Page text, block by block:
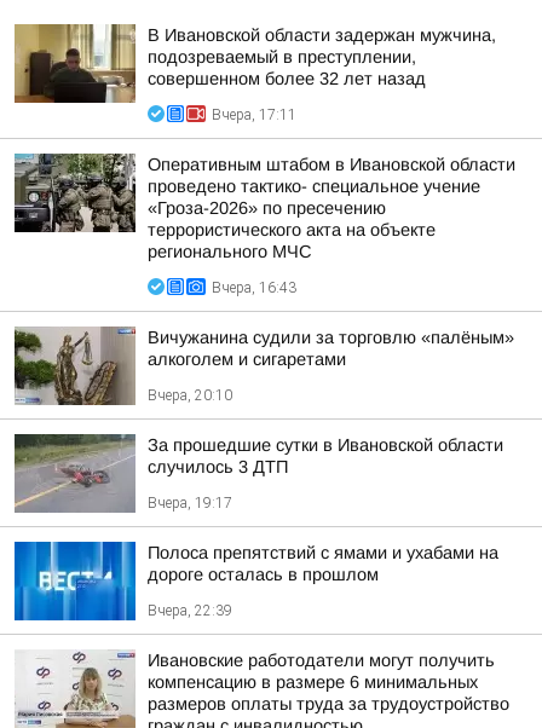
В Ивановской области задержан мужчина,
подозреваемый в преступлении,
совершенном более 32 лет назад
Вчера, 17:11
Оперативным штабом в Ивановской области
проведено тактико- специальное учение
«Гроза-2026» по пресечению
террористического акта на объекте
регионального МЧС
Вчера, 16:43
Вичужанина судили за торговлю «палёным»
алкоголем и сигаретами
Вчера, 20:10
За прошедшие сутки в Ивановской области
случилось 3 ДТП
Вчера, 19:17
Полоса препятствий с ямами и ухабами на
дороге осталась в прошлом
Вчера, 22:39
Ивановские работодатели могут получить
компенсацию в размере 6 минимальных
размеров оплаты труда за трудоустройство